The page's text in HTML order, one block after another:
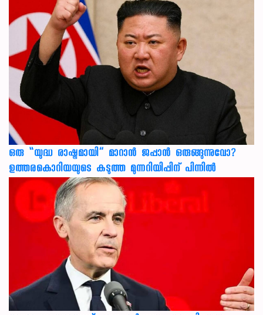
ഒരു “യുദ്ധ രാഷ്ട്രമായി” മാറാൻ ജപ്പാൻ ഒരുങ്ങുന്നുവോ?
ഉത്തരകൊറിയയുടെ കടുത്ത മുന്നറിയിപ്പിന് പിന്നിൽ